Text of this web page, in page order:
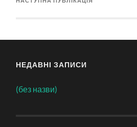
НЕДАВНІ ЗАПИСИ
(без назви)